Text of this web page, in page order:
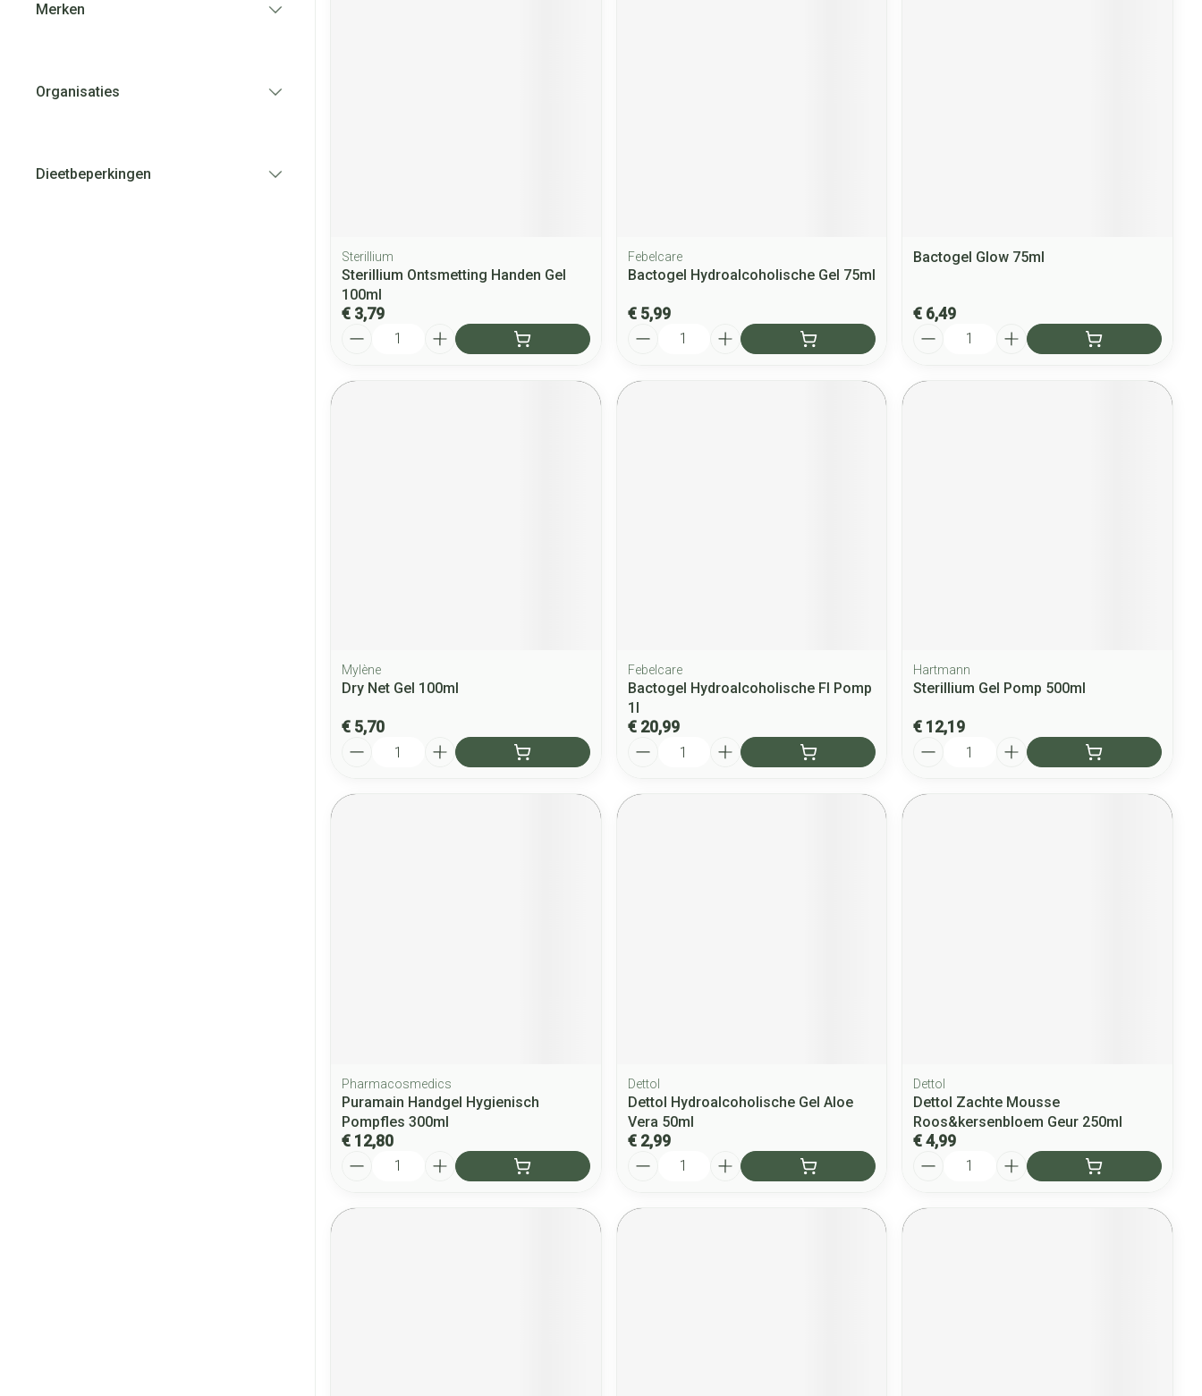
Merken
Organisaties
Dieetbeperkingen
Sterillium
Sterillium Ontsmetting Handen Gel
100ml
€ 3,79
Febelcare
Bactogel Hydroalcoholische Gel 75ml
€ 5,99
Bactogel Glow 75ml
€ 6,49
Mylène
Dry Net Gel 100ml
€ 5,70
Febelcare
Bactogel Hydroalcoholische Fl Pomp
1l
€ 20,99
Hartmann
Sterillium Gel Pomp 500ml
€ 12,19
Pharmacosmedics
Puramain Handgel Hygienisch
Pompfles 300ml
€ 12,80
Dettol
Dettol Hydroalcoholische Gel Aloe
Vera 50ml
€ 2,99
Dettol
Dettol Zachte Mousse
Roos&kersenbloem Geur 250ml
€ 4,99